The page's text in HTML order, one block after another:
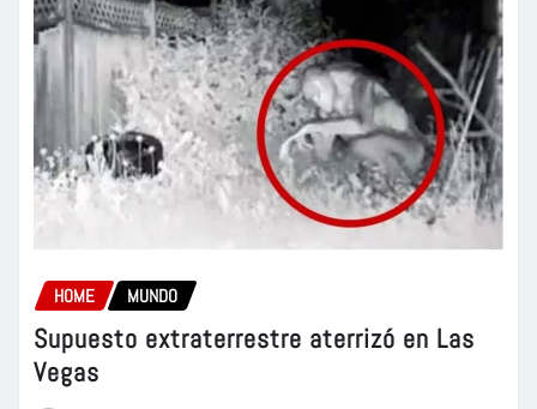
HOME MUNDO
Supuesto extraterrestre aterrizó en Las
Vegas